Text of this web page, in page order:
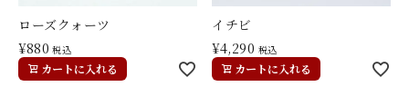
ローズクォーツ
¥880 税込
カートに入れる
イチビ
¥4,290 税込
カートに入れる